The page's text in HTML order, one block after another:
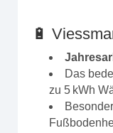
🔋
Das
zu 5 kWh